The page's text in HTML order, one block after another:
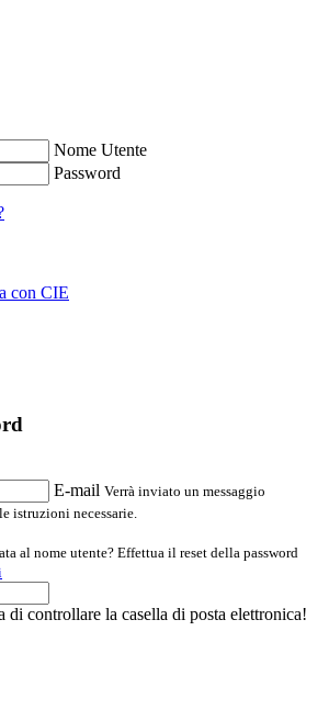
Nome Utente
Password
con CIE
E-mail Verrà inviato un messaggio
istruzioni necessarie.
al nome utente? Effettua il reset della password
di controllare la casella di posta elettronica!